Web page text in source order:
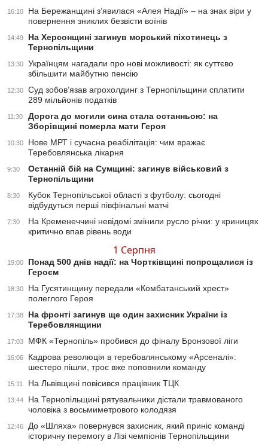
16:10
На Бережанщині з’явилася «Алея Надії» – на знак віри у
повернення зниклих безвісти воїнів
14:49
На Херсонщині загинув морський піхотинець з
Тернопільщини
13:30
Українцям нагадали про нові можливості: як суттєво
збільшити майбутню пенсію
12:30
Суд зобов’язав агрохолдинг з Тернопільщини сплатити
289 мільйонів податків
11:30
Дорога до могили сина стала останньою: на
Зборівщині померла мати Героя
10:30
Нове МРТ і сучасна реабілітація: чим вражає
Теребовлянська лікарня
9:30
Останній бій на Сумщині: загинув військовий з
Тернопільщини
8:30
Кубок Тернопільської області з футболу: сьогодні
відбудуться перші півфінальні матчі
7:30
На Кременеччині невідомі змінили русло річки: у криницях
критично впав рівень води
1 Серпня
19:00
Понад 500 днів надії: на Чортківщині попрощалися із
Героєм
18:30
На Гусятинщину передали «Комбатанський хрест»
полеглого Героя
17:38
На фронті загинув ще один захисник України із
Теребовлянщини
17:03 МФК «Тернопіль» пробився до фіналу Бронзової ліги
16:06
Кадрова революція в теребовлянському «Арсеналі»:
шестеро пішли, троє вже поповнили команду
15:11 На Львівщині повісився працівник ТЦК
13:44
На Тернопільщині рятувальники дістали травмованого
чоловіка з восьмиметрового колодязя
12:46
До «Шляха» повернувся захисник, який приніс команді
історичну перемогу в Лізі чемпіонів Тернопільщини